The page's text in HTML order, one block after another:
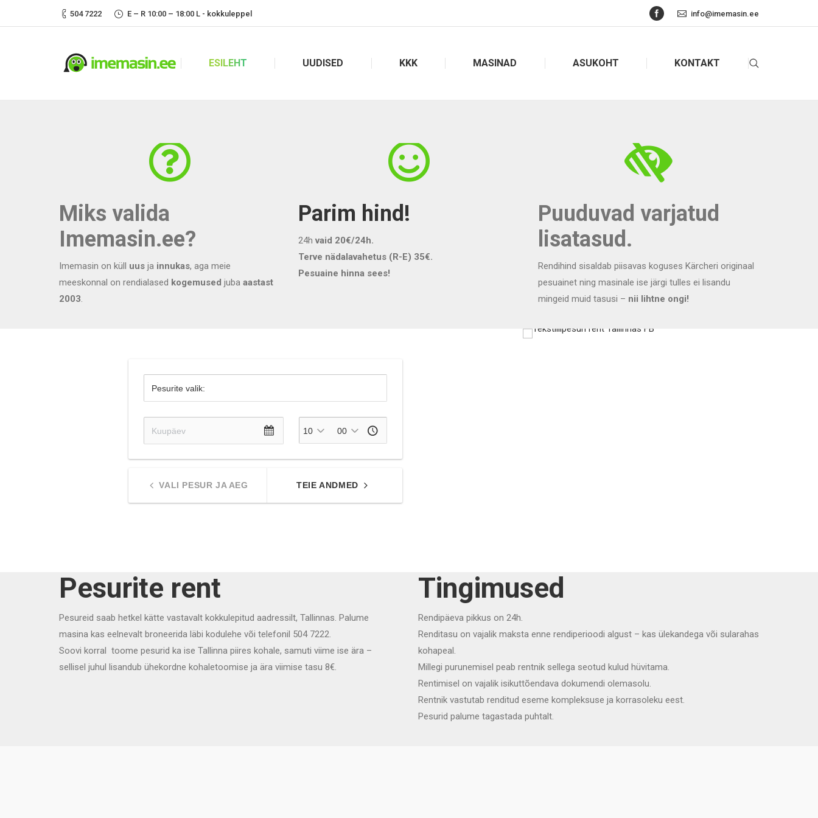
504 7222 E – R 10:00 – 18:00 L - kokkuleppel Facebook info@imemasin.ee
ESILEHT UUDISED KKK MASINAD ASUKOHT KONTAKT Search:
Miks valida
Imemasin.ee?
Imemasin on küll uus ja innukas, aga meie
meeskonnal on rendialased kogemused juba aastast
2003.
Parim hind!
24h vaid 20€/24h.
Terve nädalavahetus (R-E) 35€.
Pesuaine hinna sees!
Puuduvad varjatud
lisatasud.
Rendihind sisaldab piisavas koguses Kärcheri originaal
pesuainet ning masinale ise järgi tulles ei lisandu
mingeid muid tasusi – nii lihtne ongi!
VALI PESUR JA AEG TEIE ANDMED
Pesurite rent
Pesureid saab hetkel kätte vastavalt kokkulepitud aadressilt, Tallinnas. Palume
masina kas eelnevalt broneerida läbi kodulehe või telefonil 504 7222.
Soovi korral toome pesurid ka ise Tallinna piires kohale, samuti viime ise ära –
sellisel juhul lisandub ühekordne kohaletoomise ja ära viimise tasu 8€.
Tingimused
Rendipäeva pikkus on 24h.
Renditasu on vajalik maksta enne rendiperioodi algust – kas ülekandega või sularahas
kohapeal.
Millegi purunemisel peab rentnik sellega seotud kulud hüvitama.
Rentimisel on vajalik isikuttõendava dokumendi olemasolu.
Rentnik vastutab renditud eseme kompleksuse ja korrasoleku eest.
Pesurid palume tagastada puhtalt.